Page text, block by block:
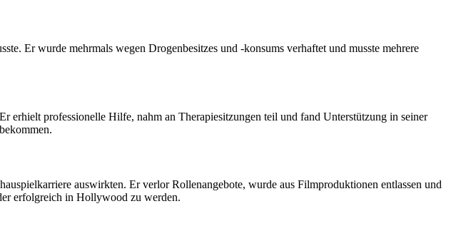
Er wurde mehrmals wegen Drogenbesitzes und -konsums verhaftet und musste mehrere
erhielt professionelle Hilfe, nahm an Therapiesitzungen teil und fand Unterstützung in seiner
auswirkten. Er verlor Rollenangebote, wurde aus Filmproduktionen entlassen und
erfolgreich in Hollywood zu werden.